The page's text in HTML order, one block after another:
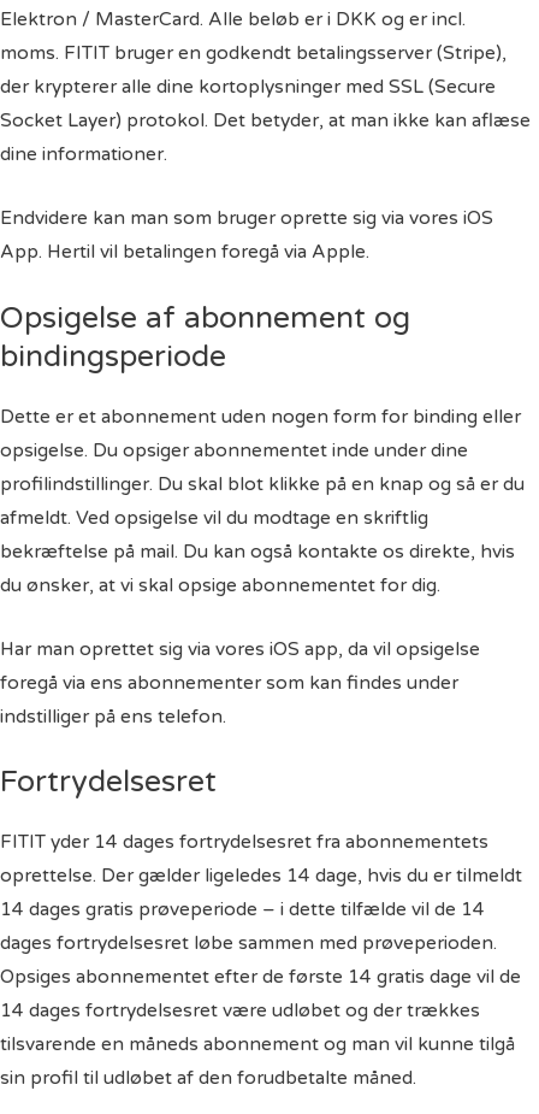
Elektron / MasterCard. Alle beløb er i DKK og er incl.
moms. FITIT bruger en godkendt betalingsserver (Stripe),
der krypterer alle dine kortoplysninger med SSL (Secure
Socket Layer) protokol. Det betyder, at man ikke kan aflæse
dine informationer.
Endvidere kan man som bruger oprette sig via vores iOS
App. Hertil vil betalingen foregå via Apple.
Opsigelse af abonnement og
bindingsperiode
Dette er et abonnement uden nogen form for binding eller
opsigelse. Du opsiger abonnementet inde under dine
profilindstillinger. Du skal blot klikke på en knap og så er du
afmeldt. Ved opsigelse vil du modtage en skriftlig
bekræftelse på mail. Du kan også kontakte os direkte, hvis
du ønsker, at vi skal opsige abonnementet for dig.
Har man oprettet sig via vores iOS app, da vil opsigelse
foregå via ens abonnementer som kan findes under
indstilliger på ens telefon.
Fortrydelsesret
FITIT yder 14 dages fortrydelsesret fra abonnementets
oprettelse. Der gælder ligeledes 14 dage, hvis du er tilmeldt
14 dages gratis prøveperiode – i dette tilfælde vil de 14
dages fortrydelsesret løbe sammen med prøveperioden.
Opsiges abonnementet efter de første 14 gratis dage vil de
14 dages fortrydelsesret være udløbet og der trækkes
tilsvarende en måneds abonnement og man vil kunne tilgå
sin profil til udløbet af den forudbetalte måned.